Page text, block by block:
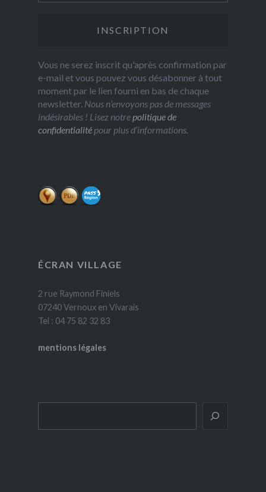
Vous ne serez inscrit qu'après confirmation par
e-mail et vous pouvez vous désabonner à tout
moment par le lien fourni en bas de chaque
newsletter. Nous n’envoyons pas de messages
indésirables ! Lisez notrepolitique de
confidentialitépour plus d’informations.
ÉCRAN VILLAGE
2 rue Raymond Finiels
07240 Vernoux en Vivarais
Tel : 04 75 82 32 83
mentions légales